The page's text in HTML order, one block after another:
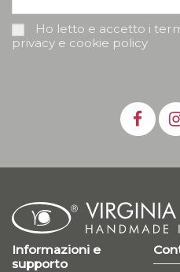
Ho letto e accetto i
privacy e cookie policy
Informazioni e
supporto